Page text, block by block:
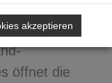
öffnet die
akzeptieren